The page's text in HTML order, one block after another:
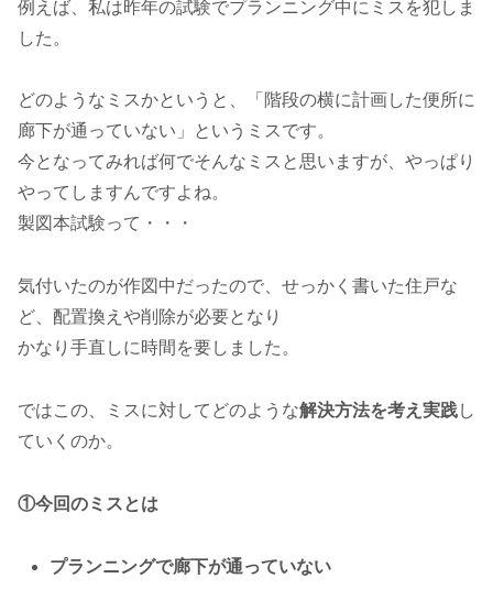
例えば、私は昨年の試験でプランニング中にミスを犯しま
した。
どのようなミスかというと、「階段の横に計画した便所に
廊下が通っていない」というミスです。
今となってみれば何でそんなミスと思いますが、やっぱり
やってしますんですよね。
製図本試験って・・・
気付いたのが作図中だったので、せっかく書いた住戸な
ど、配置換えや削除が必要となり
かなり手直しに時間を要しました。
ではこの、ミスに対してどのような解決方法を考え実践し
ていくのか。
①今回のミスとは
プランニングで廊下が通っていない